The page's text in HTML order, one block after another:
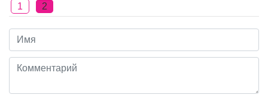
1
2